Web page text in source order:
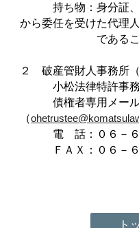
持ち物：身分証
から委任を受けた代理人
である
２ 破産管財人事務所（
小松法律特許事
債権者専用メール
（
電 話：０６－６２
ＦＡＸ：０６－６
ト